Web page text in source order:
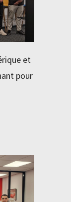
et
pour